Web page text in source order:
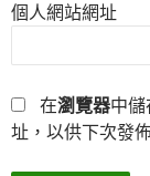
個人網站網址
在瀏覽器中
址，以供下次發